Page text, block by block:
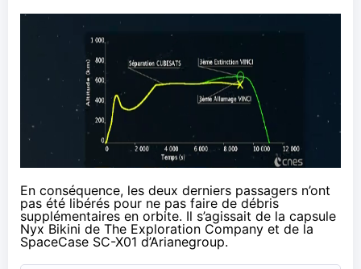
En conséquence, les deux derniers passagers n’ont
pas été libérés pour ne pas faire de débris
supplémentaires en orbite. Il s’agissait de la capsule
Nyx Bikini de The Exploration Company et de la
SpaceCase SC-X01 d’Arianegroup.